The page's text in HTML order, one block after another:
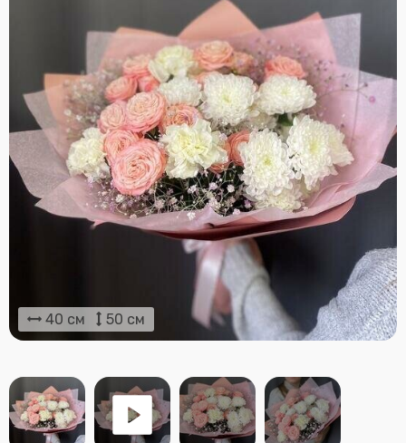
40 см 50 см